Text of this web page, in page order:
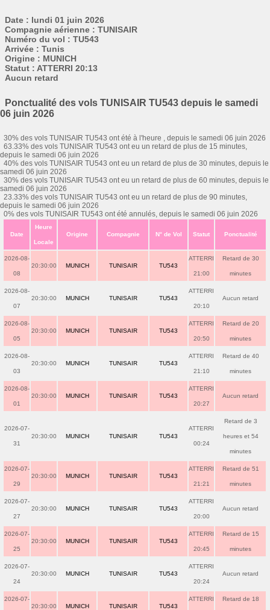
Date : lundi 01 juin 2026
Compagnie aérienne : TUNISAIR
Numéro du vol : TU543
Arrivée : Tunis
Origine : MUNICH
Statut : ATTERRI 20:13
Aucun retard
Ponctualité des vols TUNISAIR TU543 depuis le samedi
06 juin 2026
30% des vols TUNISAIR TU543 ont été à l'heure , depuis le samedi 06 juin 2026
63.33% des vols TUNISAIR TU543 ont eu un retard de plus de 15 minutes,
depuis le samedi 06 juin 2026
40% des vols TUNISAIR TU543 ont eu un retard de plus de 30 minutes, depuis le
samedi 06 juin 2026
30% des vols TUNISAIR TU543 ont eu un retard de plus de 60 minutes, depuis le
samedi 06 juin 2026
23.33% des vols TUNISAIR TU543 ont eu un retard de plus de 90 minutes,
depuis le samedi 06 juin 2026
0% des vols TUNISAIR TU543 ont été annulés, depuis le samedi 06 juin 2026
Date
Heure
Locale
Origine Compagnie N° de Vol Statut Ponctualité
2026-08-
08
20:30:00 MUNICH TUNISAIR TU543
ATTERRI
21:00
Retard de 30
minutes
2026-08-
07
20:30:00 MUNICH TUNISAIR TU543
ATTERRI
20:10
Aucun retard
2026-08-
05
20:30:00 MUNICH TUNISAIR TU543
ATTERRI
20:50
Retard de 20
minutes
2026-08-
03
20:30:00 MUNICH TUNISAIR TU543
ATTERRI
21:10
Retard de 40
minutes
2026-08-
01
20:30:00 MUNICH TUNISAIR TU543
ATTERRI
20:27
Aucun retard
2026-07-
31
20:30:00 MUNICH TUNISAIR TU543
ATTERRI
00:24
Retard de 3
heures et 54
minutes
2026-07-
29
20:30:00 MUNICH TUNISAIR TU543
ATTERRI
21:21
Retard de 51
minutes
2026-07-
27
20:30:00 MUNICH TUNISAIR TU543
ATTERRI
20:00
Aucun retard
2026-07-
25
20:30:00 MUNICH TUNISAIR TU543
ATTERRI
20:45
Retard de 15
minutes
2026-07-
24
20:30:00 MUNICH TUNISAIR TU543
ATTERRI
20:24
Aucun retard
2026-07-
20:30:00 MUNICH TUNISAIR TU543
ATTERRI Retard de 18